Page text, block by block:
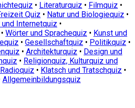
• Literaturquiz • Filmquiz •
Quiz • Natur und Biologiequiz •
Internetquiz •
• Wörter und Sprachequiz • Kunst und
• Gesellschaftquiz • Politikquiz •
• Architekturquiz • Design und
• Religionquiz, Kulturquiz und
• Klatsch und Tratschquiz •
Allgemeinbildungsquiz